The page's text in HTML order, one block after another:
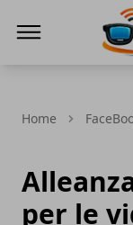
Home
per le